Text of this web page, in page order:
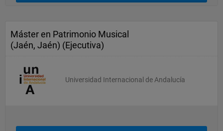
Máster en Patrimonio Musical
(Jaén, Jaén) (Ejecutiva)
Universidad Internacional de Andalucía